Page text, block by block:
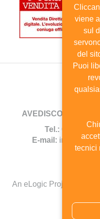
AVEDISCO
Tel.:
E-mail:
An eLogic Project
viene
sul
del
Puoi
tecnici